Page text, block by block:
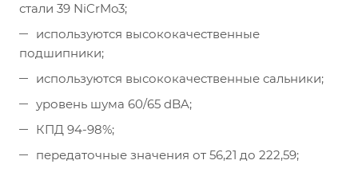
стали 39 NiCrMo3;
используются высококачественные
подшипники;
используются высококачественные сальники;
уровень шума 60/65 dBA;
КПД 94-98%;
передаточные значения от 56,21 до 222,59;